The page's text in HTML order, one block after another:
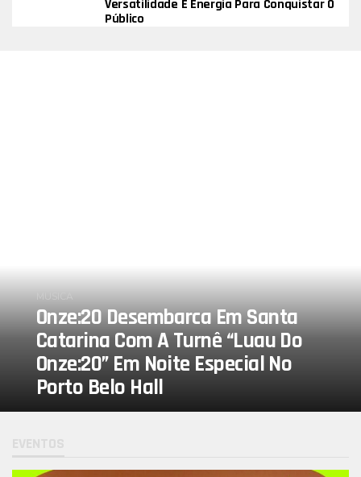
Versatilidade E Energia Para Conquistar O
Público
Onze:20 Desembarca Em Santa
Catarina Com A Turnê “Luau Do
Onze:20” Em Noite Especial No
Porto Belo Hall